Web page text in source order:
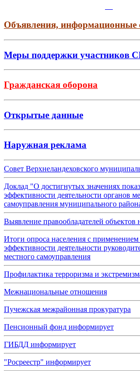
Объявления, информационные
Меры поддержки участников
Гражданская оборона
Открытые данные
Наружная реклама
Совет Верхнеландеховского
Доклад "О достигнутых значениях
эффективности деятельности органов
самоуправления муниципального
Выявление правообладателей объектов
Итоги опроса населения с
эффективности деятельности
местного самоуправления
Профилактика терроризма и
Межнациональные отношения
Пучежская межрайонная прокуратура
Пенсионный фонд информирует
ГИБДД информирует
"Росреестр" информирует